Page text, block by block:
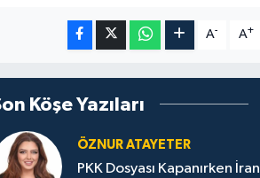
A- A+
Köşe Yazıları
ÖZNUR ATAYETER
PKK Dosyası Kapanırken İran